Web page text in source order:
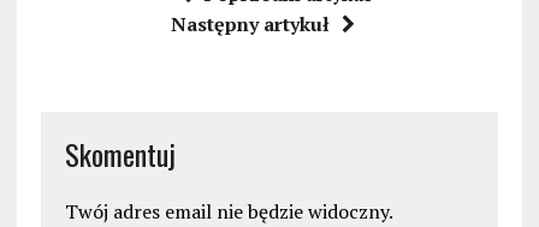
Następny artykuł
Skomentuj
Twój adres email nie będzie widoczny.